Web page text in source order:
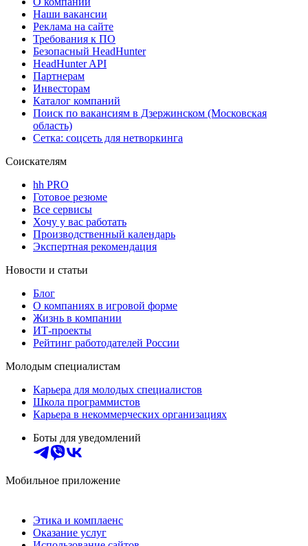
Наши вакансии
Реклама на сайте
Требования к ПО
Безопасный HeadHunter
HeadHunter API
Партнерам
Инвесторам
Каталог компаний
Поиск по вакансиям в Дзержинском (Московская
область)
Сетка: соцсеть для нетворкинга
Соискателям
hh PRO
Готовое резюме
Все сервисы
Хочу у вас работать
Производственный календарь
Экспертная рекомендация
Новости и статьи
Блог
О компаниях в игровой форме
Жизнь в компании
ИТ-проекты
Рейтинг работодателей России
Молодым специалистам
Карьера для молодых специалистов
Школа программистов
Карьера в некоммерческих организациях
Боты для уведомлений
Мобильное приложение
Этика и комплаенс
Оказание услуг